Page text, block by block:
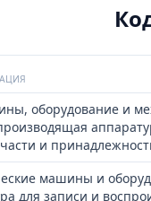
оборудование и
и
машины и
для записи и